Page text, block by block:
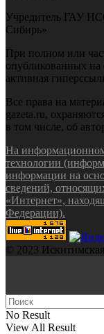
Учредитель ГАУ
Сибирь»
При полном или
опубликованных на
активная
Все права на
gazeta.ru,
в том числе, об
На информационном
технологии
информации на
сведений,
«Интернет»,
Федерации).
© 2023 Искитимская
No Result
View All Result